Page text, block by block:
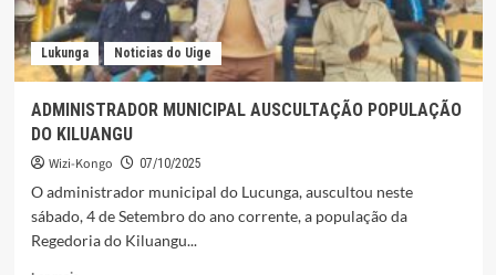
Lukunga Noticias do Uige
ADMINISTRADOR MUNICIPAL AUSCULTAÇÃO POPULAÇÃO
DO KILUANGU
Wizi-Kongo 07/10/2025
O administrador municipal do Lucunga, auscultou neste
sábado, 4 de Setembro do ano corrente, a população da
Regedoria do Kiluangu...